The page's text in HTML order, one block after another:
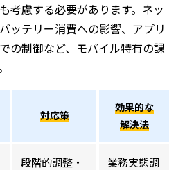
考慮する必要があります。ネッ
ッテリー消費への影響、アプリ
の制御など、モバイル特有の課
対応策
効果的な
解決法
段階的調整・
業務実態調